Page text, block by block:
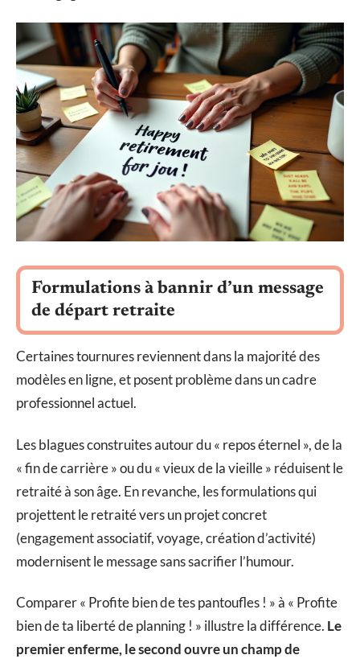
Formulations à bannir d’un message
de départ retraite
Certaines tournures reviennent dans la majorité des
modèles en ligne, et posent problème dans un cadre
professionnel actuel.
Les blagues construites autour du « repos éternel », de la
« fin de carrière » ou du « vieux de la vieille » réduisent le
retraité à son âge. En revanche, les formulations qui
projettent le retraité vers un projet concret
(engagement associatif, voyage, création d’activité)
modernisent le message sans sacrifier l’humour.
Comparer « Profite bien de tes pantoufles ! » à « Profite
bien de ta liberté de planning ! » illustre la différence. Le
premier enferme, le second ouvre un champ de